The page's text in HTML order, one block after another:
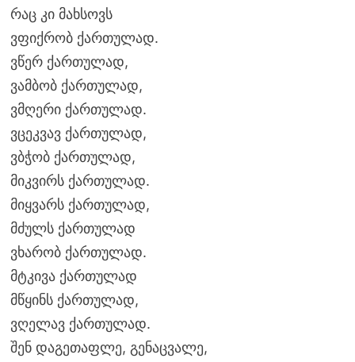
რაც კი მახსოვს
ვფიქრობ ქართულად.
ვწერ ქართულად,
ვამბობ ქართულად,
ვმღერი ქართულად.
ვცეკვავ ქართულად,
ვბჭობ ქართულად,
მიკვირს ქართულად.
მიყვარს ქართულად,
მძულს ქართულად
ვხარობ ქართულად.
მტკივა ქართულად
მწყინს ქართულად,
ვღელავ ქართულად.
შენ დაგეთაფლე, გენაცვალე,